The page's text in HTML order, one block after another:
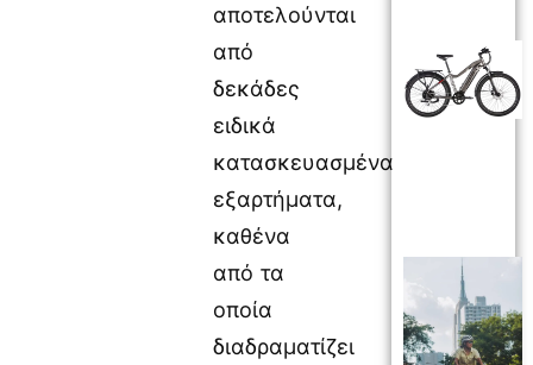
αποτελούνται
από
δεκάδες
ειδικά
κατασκευασμένα
εξαρτήματα,
καθένα
από τα
οποία
διαδραματίζει